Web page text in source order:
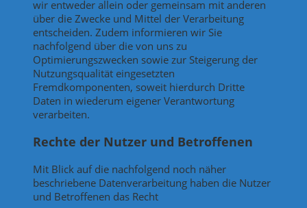
wir entweder allein oder gemeinsam mit anderen
über die Zwecke und Mittel der Verarbeitung
entscheiden. Zudem informieren wir Sie
nachfolgend über die von uns zu
Optimierungszwecken sowie zur Steigerung der
Nutzungsqualität eingesetzten
Fremdkomponenten, soweit hierdurch Dritte
Daten in wiederum eigener Verantwortung
verarbeiten.
Rechte der Nutzer und Betroffenen
Mit Blick auf die nachfolgend noch näher
beschriebene Datenverarbeitung haben die Nutzer
und Betroffenen das Recht